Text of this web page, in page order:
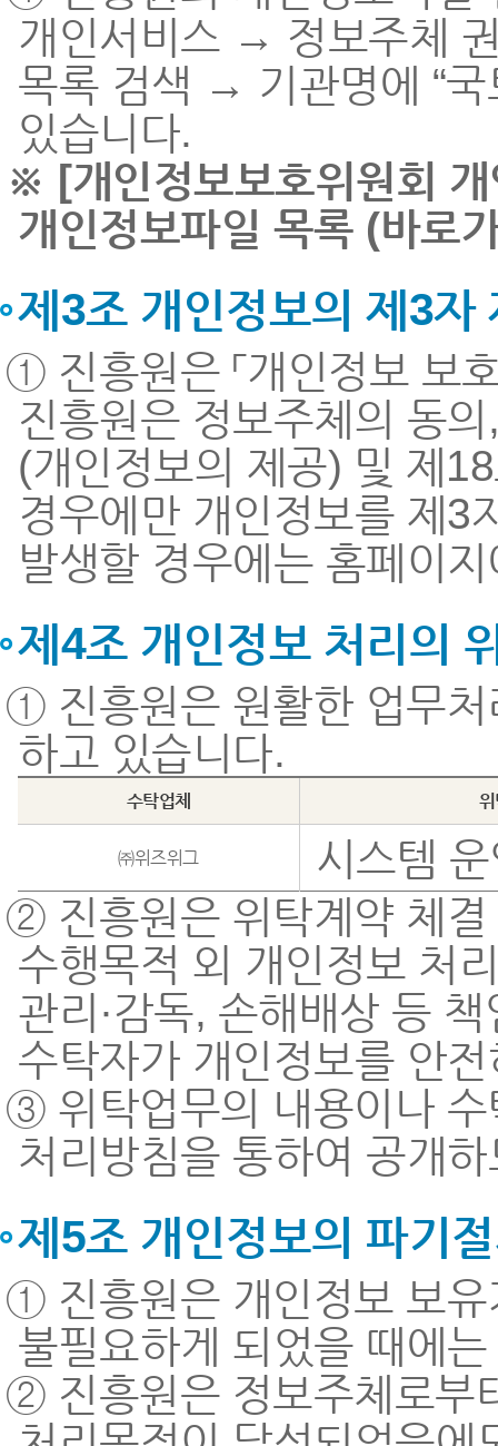
개인서비스 → 정보주체
목록 검색 → 기관명에 “국
있습니다.
※ [개인정보보호위원회
개인정보파일 목록 (바로
제3조 개인정보의 제3자
① 진흥원은 「개인정보 보
진흥원은 정보주체의 동의
(개인정보의 제공) 및 제
경우에만 개인정보를 제3
발생할 경우에는 홈페이
제4조 개인정보 처리의
① 진흥원은 원활한 업무처
하고 있습니다.
수탁업체
㈜위즈위그
시스템
② 진흥원은 위탁계약 체결
수행목적 외 개인정보 처
관리·감독, 손해배상 등
수탁자가 개인정보를 안
③ 위탁업무의 내용이나 수
처리방침을 통하여 공개
제5조 개인정보의 파기
① 진흥원은 개인정보 보유
불필요하게 되었을 때에
② 진흥원은 정보주체로부